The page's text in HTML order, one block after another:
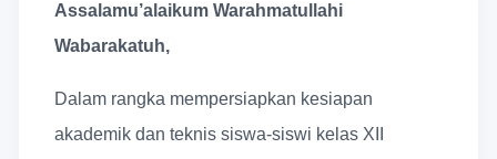
Assalamu’alaikum Warahmatullahi
Wabarakatuh,
Dalam rangka mempersiapkan kesiapan
akademik dan teknis siswa-siswi kelas XII